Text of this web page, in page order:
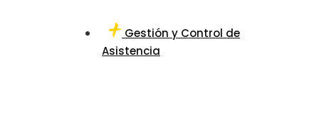
Gestión y Control de
Asistencia